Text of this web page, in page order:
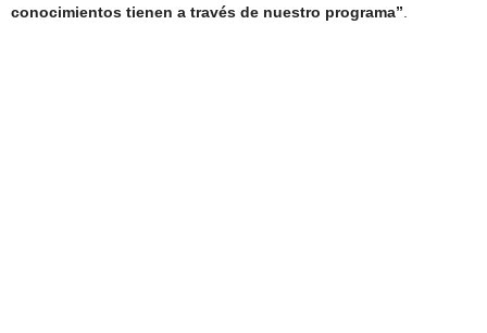
conocimientos tienen a través de nuestro programa”